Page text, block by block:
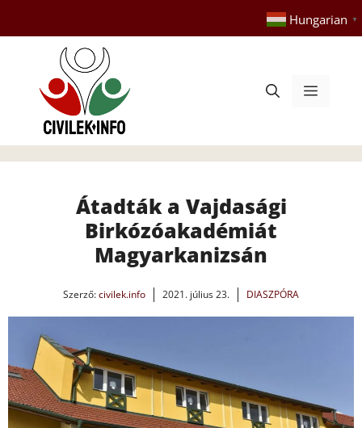
tartalomba
Hungarian ▼
Menü
Átadták a Vajdasági
Birkózóakadémiát
Magyarkanizsán
Szerző:civilek.info 2021. július 23. DIASZPÓRA